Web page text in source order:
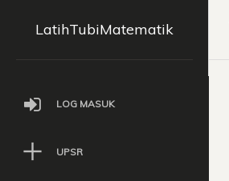
LatihTubiMatematik
LOG MASUK
UPSR